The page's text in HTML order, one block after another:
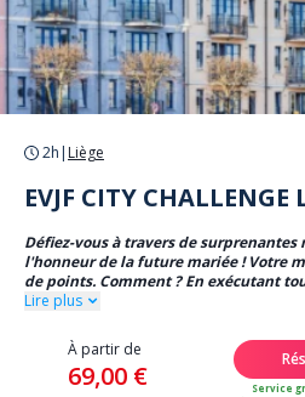
2h | Liège
EVJF CITY CHALLENGE
Défiez-vous à travers de surprenantes
l'honneur de la future mariée ! Votre
de points. Comment ? En exécutant
Lire plus
À partir de
69,00 €
Service